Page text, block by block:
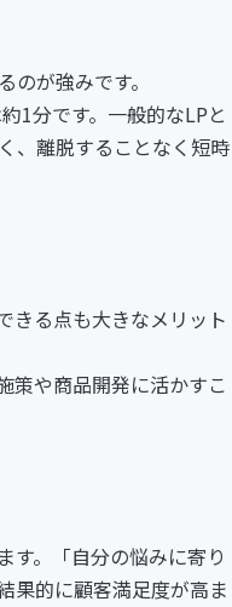
が強みです。
1分です。一般的なLPと
、離脱することなく短時
きる点も大きなメリット
策や商品開発に活かすこ
す。「自分の悩みに寄り
果的に顧客満足度が高ま